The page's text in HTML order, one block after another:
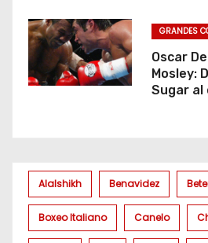
GRANDES
Oscar
Mosley:
Sugar al
Alalshikh Benavidez
Boxeo Italiano Canelo